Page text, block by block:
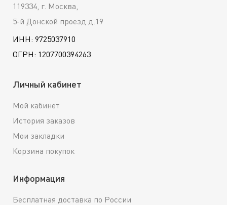
119334, г. Москва,
5-й Донской проезд д.19
ИНН: 9725037910
ОГРН: 1207700394263
Личный кабинет
Мой кабинет
История заказов
Мои закладки
Корзина покупок
Информация
Бесплатная доставка по России